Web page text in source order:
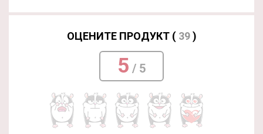
ОЦЕНИТЕ ПРОДУКТ ( 39)
5 / 5